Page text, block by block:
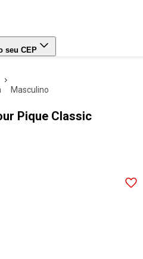
seu CEP
masculino
Pique Classic